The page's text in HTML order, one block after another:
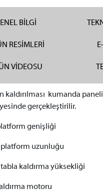
BİLGİ
RESİMLERİ
VİDEOSU
kaldırılması kumanda
gerçekleştirilir.
genişliği
uzunluğu
kaldırma yüksekliği
motoru